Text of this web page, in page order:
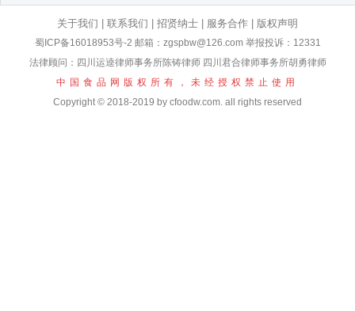
关于我们 联系我们 招贤纳士 服务合作 版权声明
蜀ICP备16018953号-2 邮箱：zgspbw@126.com 举报投诉：12331
法律顾问：四川运逵律师事务所陈铸律师 四川君合律师事务所胡勇律师
中国食品网版权所有，未经授权禁止使用
Copyright © 2018-2019 by cfoodw.com. all rights reserved